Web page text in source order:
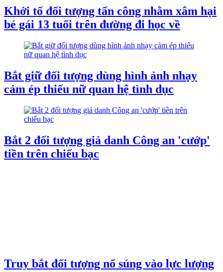
Khởi tố đối tượng tấn công nhằm xâm hại
bé gái 13 tuổi trên đường đi học về
Bắt giữ đối tượng dùng hình ảnh nhạy
cảm ép thiếu nữ quan hệ tình dục
Bắt 2 đối tượng giả danh Công an 'cướp'
tiền trên chiếu bạc
Truy bắt đối tượng nổ súng vào lực lượng